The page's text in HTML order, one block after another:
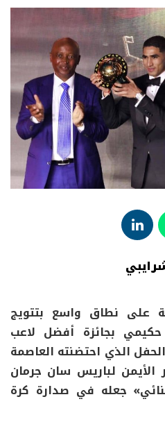
على نطاق واسع بتتويج
بجائزة أفضل لاعب
2025، خلال الحفل الذي احتضنته العاصمة
الأيمن لباريس سان جرمان
جعله في صدارة كرة